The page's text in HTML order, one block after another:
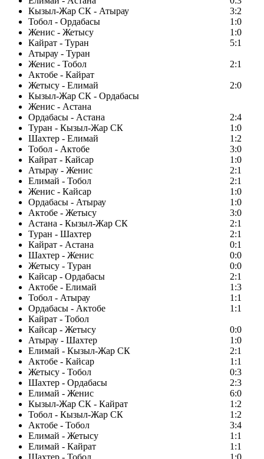
Кызыл-Жар СК - Атырау
3:2
Тобол - Ордабасы
1:0
Женис - Жетысу
1:0
Кайрат - Туран
5:1
Атырау - Туран
Женис - Тобол
2:1
Актобе - Кайрат
Жетысу - Елимай
2:0
Кызыл-Жар СК - Ордабасы
Женис - Астана
Ордабасы - Астана
2:4
Туран - Кызыл-Жар СК
1:0
Шахтер - Елимай
1:2
Тобол - Актобе
3:0
Кайрат - Кайсар
1:0
Атырау - Женис
2:1
Елимай - Тобол
2:1
Женис - Кайсар
1:0
Ордабасы - Атырау
1:0
Актобе - Жетысу
3:0
Астана - Кызыл-Жар СК
2:1
Туран - Шахтер
2:1
Кайрат - Астана
0:1
Шахтер - Женис
0:0
Жетысу - Туран
0:0
Кайсар - Ордабасы
2:1
Актобе - Елимай
1:3
Тобол - Атырау
1:1
Ордабасы - Актобе
1:1
Кайрат - Тобол
Кайсар - Жетысу
0:0
Атырау - Шахтер
1:0
Елимай - Кызыл-Жар СК
2:1
Актобе - Кайсар
1:1
Жетысу - Тобол
0:3
Шахтер - Ордабасы
2:3
Елимай - Женис
6:0
Кызыл-Жар СК - Кайрат
1:2
Тобол - Кызыл-Жар СК
1:2
Актобе - Тобол
3:4
Елимай - Жетысу
1:1
Елимай - Кайрат
1:1